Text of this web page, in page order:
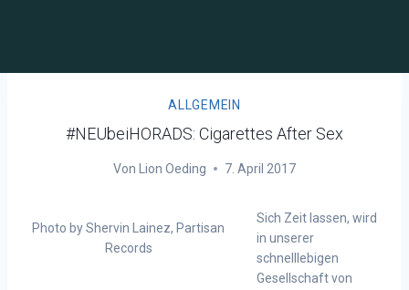
ALLGEMEIN
#NEUbeiHORADS: Cigarettes After Sex
Von Lion Oeding 7. April 2017
Photo by Shervin Lainez, Partisan
Records
Sich Zeit lassen, wird
in unserer
schnelllebigen
Gesellschaft von